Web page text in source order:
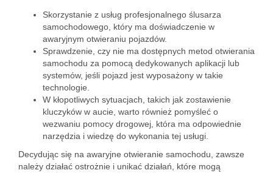
Skorzystanie z usług profesjonalnego ślusarza
samochodowego, który ma doświadczenie w
awaryjnym otwieraniu pojazdów.
Sprawdzenie, czy nie ma dostępnych metod otwierania
samochodu za pomocą dedykowanych aplikacji lub
systemów, jeśli pojazd jest wyposażony w takie
technologie.
W kłopotliwych sytuacjach, takich jak zostawienie
kluczyków w aucie, warto również pomyśleć o
wezwaniu pomocy drogowej, która ma odpowiednie
narzędzia i wiedzę do wykonania tej usługi.
Decydując się na awaryjne otwieranie samochodu, zawsze
należy działać ostrożnie i unikać działań, które mogą